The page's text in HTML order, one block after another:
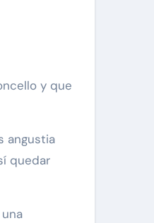
y que
angustia
quedar